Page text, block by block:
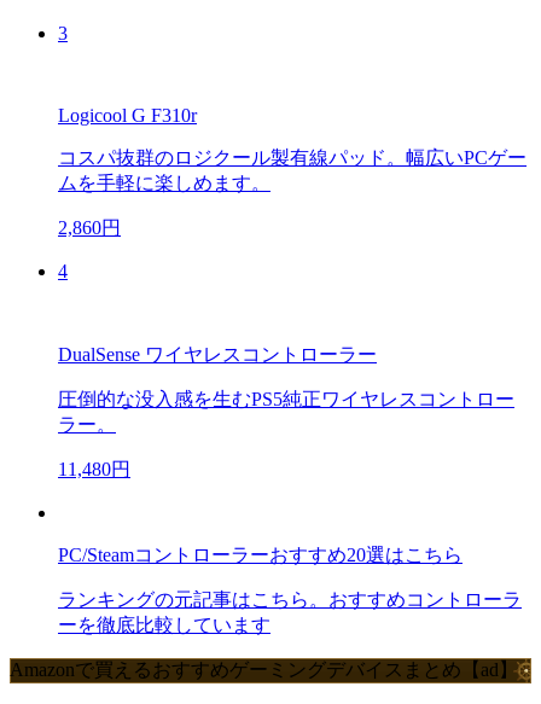
3
Logicool G F310r
コスパ抜群のロジクール製有線パッド。幅広いPCゲー
ムを手軽に楽しめます。
2,860円
4
DualSense ワイヤレスコントローラー
圧倒的な没入感を生むPS5純正ワイヤレスコントロー
ラー。
11,480円
PC/Steamコントローラーおすすめ20選はこちら
ランキングの元記事はこちら。おすすめコントローラ
ーを徹底比較しています
Amazonで買えるおすすめゲーミングデバイスまとめ【ad】